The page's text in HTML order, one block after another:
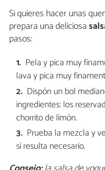
Si quieres hacer unas
prepara una deliciosa
pasos:
Pela y pica muy
lava y pica muy
Dispón un bol
ingredientes: los
chorrito de limón.
Prueba la mezcla y
si resulta necesario.